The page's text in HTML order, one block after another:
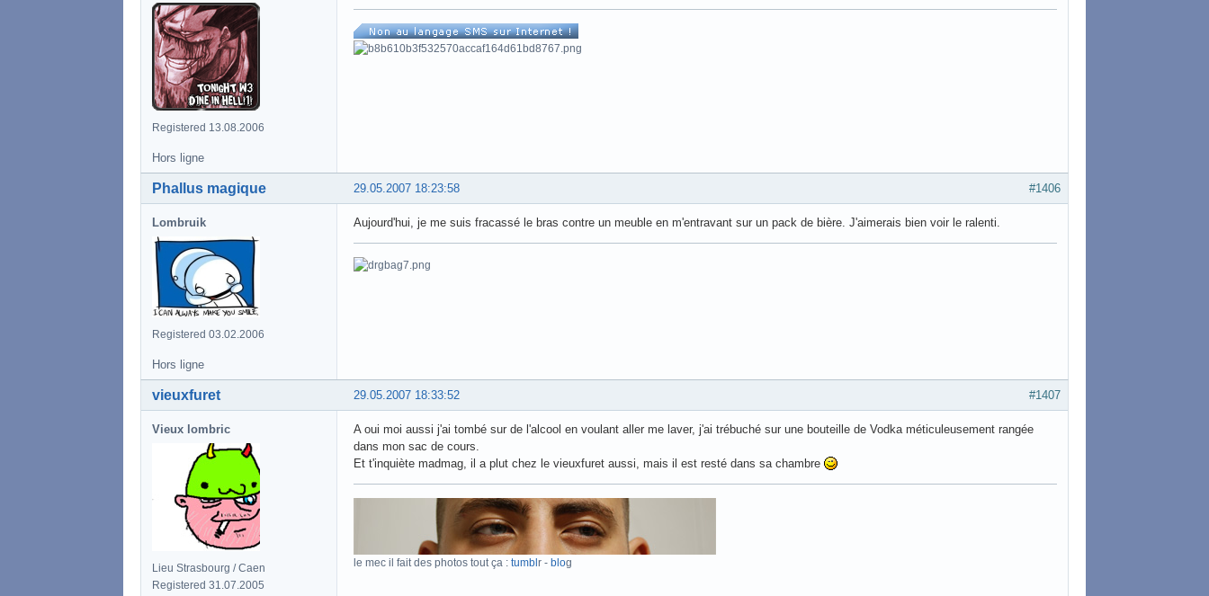
Registered 13.08.2006
Hors ligne
#1406
29.05.2007 18:23:58
Phallus magique
Lombruik
Registered 03.02.2006
Aujourd'hui, je me suis fracassé le bras contre un meuble en m'entravant sur un pack de bière. J'aimerais bien voir le ralenti.
Hors ligne
#1407
29.05.2007 18:33:52
vieuxfuret
Vieux lombric
Lieu Strasbourg / Caen
Registered 31.07.2005
A oui moi aussi j'ai tombé sur de l'alcool en voulant aller me laver, j'ai trébuché sur une bouteille de Vodka méticuleusement rangée
dans mon sac de cours.
Et t'inquiète madmag, il a plut chez le vieuxfuret aussi, mais il est resté dans sa chambre
le mec il fait des photos tout ça : tumblr - blog